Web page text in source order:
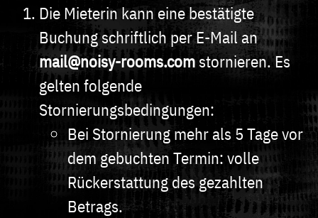
Die Mieterin kann eine bestätigte
Buchung schriftlich per E-Mail an
mail@noisy-rooms.comstornieren. Es
gelten folgende
Stornierungsbedingungen:
Bei Stornierung mehr als 5 Tage vor
dem gebuchten Termin: volle
Rückerstattung des gezahlten
Betrags.